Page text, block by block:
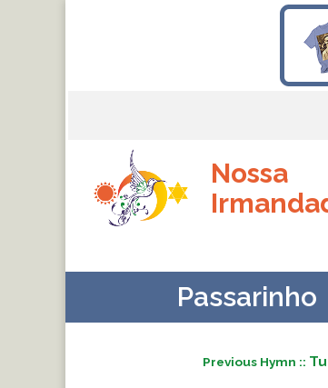
Nossa
Passarinho
Previous Hymn ::